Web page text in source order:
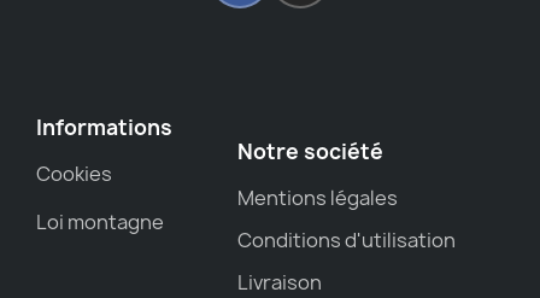
Informations
Cookies
Loi montagne
Notre société
Mentions légales
Conditions d'utilisation
Livraison